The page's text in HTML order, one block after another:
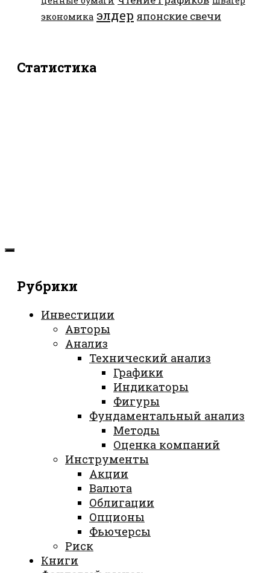
экономика элдер японские свечи
Статистика
Рубрики
Инвестиции
Авторы
Анализ
Технический анализ
Графики
Индикаторы
Фигуры
Фундаментальный анализ
Методы
Оценка компаний
Инструменты
Акции
Валюта
Облигации
Опционы
Фьючерсы
Риск
Книги